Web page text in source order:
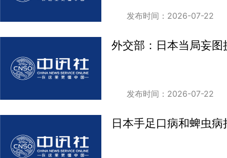
发布时间：2026-07-22
外交部：日本当局妄
发布时间：2026-07-22
日本手足口病和蜱虫病